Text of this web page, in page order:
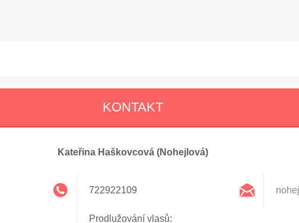
KONTAKT
Kateřina Haškovcová (Nohejlová)
722922109
Prodlužování vlasů: